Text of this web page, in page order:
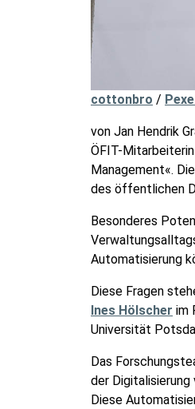
cottonbro /
von Jan Hendrik
ÖFIT-Mitarbeiterin
Management«.
des öffentlichen
Besonderes
Automatisierung
Diese Fragen
Ines Hölscher im
Universität
Das
der
Diese